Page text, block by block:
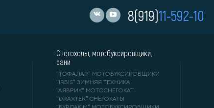
8(919)11-592-10
Снегоходы, мотобуксировщики,
сани
"ТОФАЛАР" МОТОБУКСИРОВЩИКИ
"IRBIS" ЗИМНЯЯ ТЕХНИКА
"АЯВРИК" МОТОСНЕГОКАТ
"DRAXTER" СНЕГОКАТЫ